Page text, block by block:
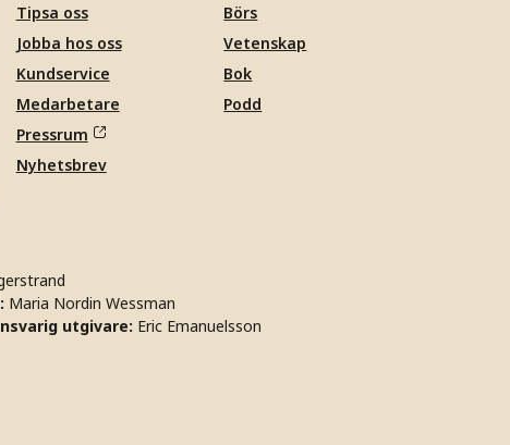
Tipsa oss
Jobba hos oss
Kundservice
Medarbetare
Pressrum
Nyhetsbrev
Börs
Vetenskap
Bok
Podd
Maria Nordin Wessman
utgivare: Eric Emanuelsson